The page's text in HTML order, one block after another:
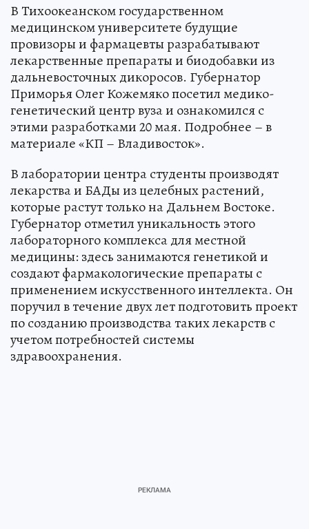
В Тихоокеанском государственном
медицинском университете будущие
провизоры и фармацевты разрабатывают
лекарственные препараты и биодобавки из
дальневосточных дикоросов. Губернатор
Приморья Олег Кожемяко посетил медико-
генетический центр вуза и ознакомился с
этими разработками 20 мая. Подробнее – в
материале «КП – Владивосток».
В лаборатории центра студенты производят
лекарства и БАДы из целебных растений,
которые растут только на Дальнем Востоке.
Губернатор отметил уникальность этого
лабораторного комплекса для местной
медицины: здесь занимаются генетикой и
создают фармакологические препараты с
применением искусственного интеллекта. Он
поручил в течение двух лет подготовить проект
по созданию производства таких лекарств с
учетом потребностей системы
здравоохранения.